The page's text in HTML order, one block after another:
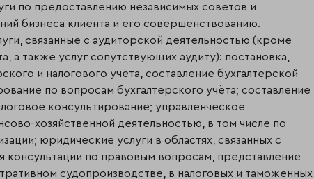
по предоставлению независимых советов и
бизнеса клиента и его совершенствованию.
связанные с аудиторской деятельностью (кроме
а также услуг сопутствующих аудиту): постановка,
и налогового учёта, составление бухгалтерской
по вопросам бухгалтерского учёта; составление
консультирование; управленческое
хозяйственной деятельностью, в том числе по
юридические услуги в областях, связанных с
консультации по правовым вопросам, представление
судопроизводстве, в налоговых и таможенных